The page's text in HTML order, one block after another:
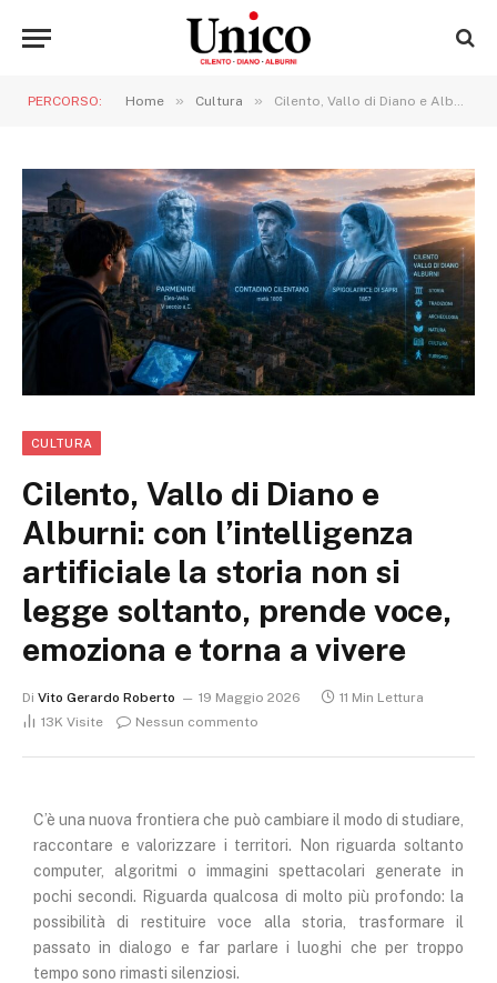
PERCORSO: Home » Cultura » Cilento, Vallo di Diano e Alburni: con l’intelligenza artificiale la storia non si legge soltanto, prende voce, emoziona e torna a vivere
CULTURA
Cilento, Vallo di Diano e
Alburni: con l’intelligenza
artificiale la storia non si
legge soltanto, prende voce,
emoziona e torna a vivere
Di Vito Gerardo Roberto 19 Maggio 2026
11 Min Lettura
13K Visite Nessun commento
C’è una nuova frontiera che può cambiare il modo di studiare,
raccontare e valorizzare i territori. Non riguarda soltanto
computer, algoritmi o immagini spettacolari generate in
pochi secondi. Riguarda qualcosa di molto più profondo: la
possibilità di restituire voce alla storia, trasformare il
passato in dialogo e far parlare i luoghi che per troppo
tempo sono rimasti silenziosi.